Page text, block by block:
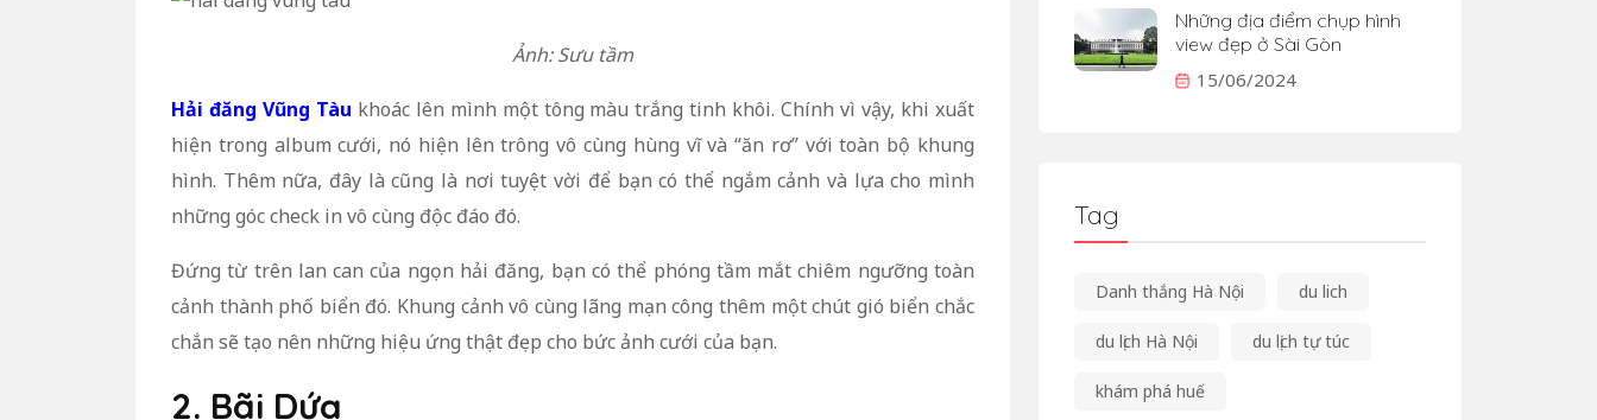
Ảnh: Sưu tầm
Hải đăng Vũng Tàu khoác lên mình một tông màu trắng tinh khôi. Chính vì vậy, khi xuất
hiện trong album cưới, nó hiện lên trông vô cùng hùng vĩ và “ăn rơ” với toàn bộ khung
hình. Thêm nữa, đây là cũng là nơi tuyệt vời để bạn có thể ngắm cảnh và lựa cho mình
những góc check in vô cùng độc đáo đó.
Đứng từ trên lan can của ngọn hải đăng, bạn có thể phóng tầm mắt chiêm ngưỡng toàn
cảnh thành phố biển đó. Khung cảnh vô cùng lãng mạn công thêm một chút gió biển chắc
chắn sẽ tạo nên những hiệu ứng thật đẹp cho bức ảnh cưới của bạn.
2. Bãi Dứa
Những địa điểm chụp hình
view đẹp ở Sài Gòn
15/06/2024
Tag
Danh thắng Hà Nội du lich
du lịch Hà Nội du lịch tự túc
khám phá huế